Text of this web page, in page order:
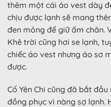
thêm một cái áo vest dày
chịu được lạnh sẽ mang
đen mỏng để giữ ấm chân.
Khê trời cũng hơi se lạnh,
chiếc áo vest nhưng áo sơ
được.
Cố Yên Chi cũng đã bắt
đồng phục vì nàng sợ lạnh.